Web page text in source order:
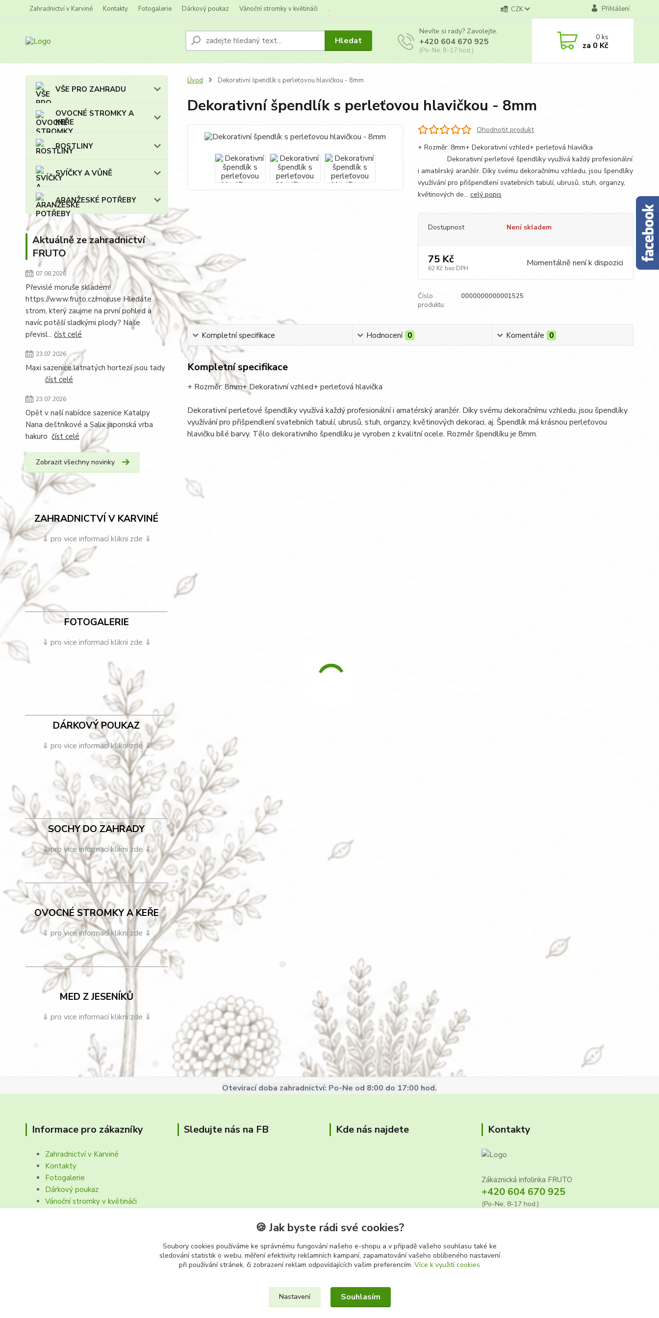
Zahradnictví v Karviné Kontakty Fotogalerie Dárkový poukaz Vánoční stromky v květináči . CZK Přihlášení
Hledat
Nevíte si rady? Zavolejte.
+420 604 670 925
(Po-Ne, 8-17 hod.)
0ks
za 0 Kč
VŠE PRO ZAHRADU
OVOCNÉ STROMKY A
KEŘE
ROSTLINY
SVÍČKY A VŮNĚ
ARANŽESKÉ POTŘEBY
Aktuálně ze zahradnictví
FRUTO
07.08.2026
Převislé moruše skladem!
https://www.fruto.cz/moruse Hledáte
strom, který zaujme na první pohled a
navíc potěší sladkými plody? Naše
převisl... číst celé
23.07.2026
Maxi sazenice latnatých hortezií jsou tady
číst celé
23.07.2026
Opět v naší nabídce sazenice Katalpy
Nana deštníkové a Salix japonská vrba
hakuro číst celé
Zobrazit všechny novinky
ZAHRADNICTVÍ V KARVINÉ
⇓ pro vice informací klikni zde ⇓
FOTOGALERIE
⇓ pro vice informací klikni zde ⇓
DÁRKOVÝ POUKAZ
⇓ pro vice informací klikni zde ⇓
SOCHY DO ZAHRADY
⇓ pro vice informací klikni zde ⇓
OVOCNÉ STROMKY A KEŘE
⇓ pro vice informací klikni zde ⇓
MED Z JESENÍKŮ
⇓ pro vice informací klikni zde ⇓
Úvod Dekorativní špendlík s perleťovou hlavičkou - 8mm
Dekorativní špendlík s perleťovou hlavičkou - 8mm
Ohodnotit produkt
+ Rozměr: 8mm+ Dekorativní vzhled+ perleťová hlavička
Dekorativní perleťové špendlíky využívá každý profesionální
i amatérský aranžér. Díky svému dekoračnímu vzhledu, jsou špendlíky
využívání pro přišpendlení svatebních tabulí, ubrusů, stuh, organzy,
květinových de... celý popis
Dostupnost Není skladem
75 Kč
62 Kč bez DPH Momentálně není k dispozici
Číslo
produktu:
0000000000001525
Kompletní specifikace Hodnocení 0 Komentáře 0
Kompletní specifikace
+ Rozměr: 8mm+ Dekorativní vzhled+ perleťová hlavička
Dekorativní perleťové špendlíky využívá každý profesionální i amatérský aranžér. Díky svému dekoračnímu vzhledu, jsou špendlíky
využívání pro přišpendlení svatebních tabulí, ubrusů, stuh, organzy, květinových dekoraci, aj. Špendlík má krásnou perleťovou
hlavičku bílé barvy. Tělo dekorativního špendlíku je vyroben z kvalitní ocele. Rozměr špendlíku je 8mm.
Otevirací doba zahradnictví: Po-Ne od 8:00 do 17:00 hod.
Informace pro zákazníky
Zahradnictví v Karviné
Kontakty
Fotogalerie
Dárkový poukaz
Vánoční stromky v květináči
Sledujte nás na FB Kde nás najdete
tř. Těreškovové 687/66 Karviná 7
Kontakty
Zákaznická infolinka FRUTO
+420 604 670 925
(Po-Ne, 8-17 hod.)
🍪 Jak byste rádi své cookies?
Soubory cookies používáme ke správnému fungování našeho e-shopu a v případě vašeho souhlasu také ke
sledování statistik o webu, měření efektivity reklamních kampaní, zapamatování vašeho oblíbeného nastavení
při používání stránek, či zobrazení reklam odpovídajících vašim preferencím. Více k využití cookies
Nastavení Souhlasím